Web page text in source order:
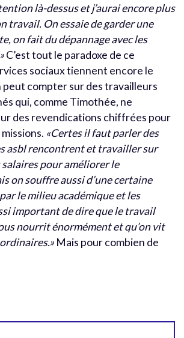
là-dessus et j’aurai encore plus
travail. On essaie de garder une
on fait du dépannage avec les
C’est tout le paradoxe de ce
sociaux tiennent encore le
peut compter sur des travailleurs
qui, comme Timothée, ne
des revendications chiffrées pour
«Certes il faut parler des
asblrencontrent et travailler sur
pour améliorer le
on souffre aussi d’une certaine
le milieu académique et les
important de dire que le travail
nourrit énormément et qu’on vit
Mais pour combien de